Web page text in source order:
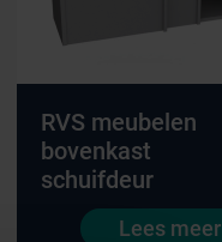
RVS meubelen
bovenkast
schuifdeur
Lees meer